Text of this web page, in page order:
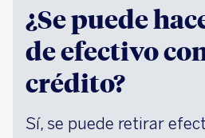
¿Se puede
de efectivo
crédito?
Sí, se puede retirar